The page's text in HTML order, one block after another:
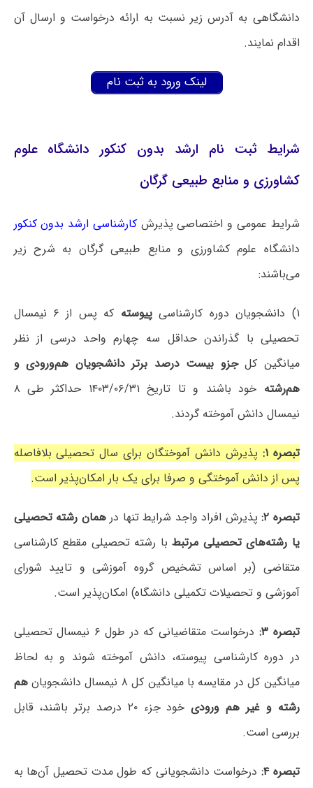
دانشگاهی به آدرس زیر نسبت به ارائه درخواست و ارسال آن
اقدام نمایند.
لینک ورود به ثبت نام
شرایط ثبت نام ارشد بدون کنکور دانشگاه علوم
کشاورزی و منابع طبیعی گرگان
شرایط عمومی و اختصاصی پذیرشکارشناسی ارشد بدون کنکور
دانشگاه ‌علوم کشاورزی و منابع طبیعی گرگان به شرح زیر
می‌باشند:
۱) دانشجویان دوره کارشناسی پیوسته
که پس از ۶ نیمسال
تحصیلی با گذراندن حداقل سه چهارم واحد درسی از نظر
میانگین کلجزو بیست درصد برتر دانشجویان هم‌ورودی و
هم‌رشته
خود باشند و تا تاریخ ۱۴۰۳/۰۶/۳۱ حداکثر طی ۸
نیمسال دانش آموخته گردند.
تبصره ۱:
پذیرش دانش آموختگان برای سال تحصیلی بلافاصله
پس از دانش آموختگی و صرفا برای یک بار امکان‌پذیر است.
تبصره ۲: پذیرش افراد واجد شرایط تنها درهمان رشته تحصیلی
یا رشته‌های تحصیلی مرتبط با رشته تحصیلی مقطع کارشناسی
متقاضی (بر اساس تشخیص گروه آموزشی و تایید شورای
آموزشی و تحصیلات تکمیلی دانشگاه) امکان‌پذیر است.
تبصره ۳:
درخواست متقاضیانی که در طول ۶ نیمسال تحصیلی
در دوره کارشناسی پیوسته، دانش آموخته شوند و به لحاظ
میانگین کل در مقایسه با میانگین کل ۸ نیمسال دانشجویان
هم
رشته و غیر هم ورودی
خود جزء ۲۰ درصد برتر باشند، قابل
بررسی است.
تبصره ۴: درخواست دانشجویانی که طول مدت تحصیل آن‌ها به